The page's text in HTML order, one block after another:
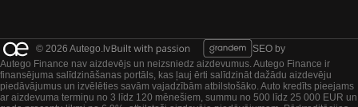
© 2026 Autego.lv
SEO by
Autego Finance nav aizdevējs un neizsniedz aizdevumus. Autego Finance ir
finansējuma salīdzināšanas portāls, kas ļauj ērti salīdzināt dažādu aizdevēju
piedāvājumus un izvēlēties savām vajadzībām atbilstošāko. Auto kredīts pieejams
ar aizdevuma termiņu no 3 līdz 120 mēnešiem, summu no 500 līdz 25 000 EUR un